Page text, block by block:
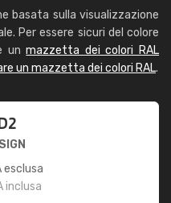
basata sulla visualizzazione
Per essere sicuri del colore
unmazzetta dei colori RAL
un mazzetta dei colori RAL.
esclusa
inclusa